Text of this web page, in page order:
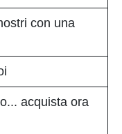
con una
acquista ora